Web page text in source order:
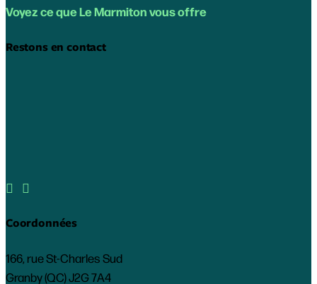
Voyez ce que Le Marmiton vous offre
Restons en contact
 
Coordonnées
166, rue St-Charles Sud
Granby (QC) J2G 7A4